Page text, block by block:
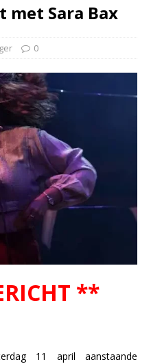
met Sara Bax
0
**
11 april aanstaande